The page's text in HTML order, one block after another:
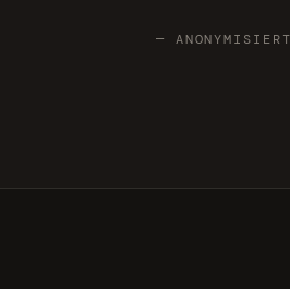
—